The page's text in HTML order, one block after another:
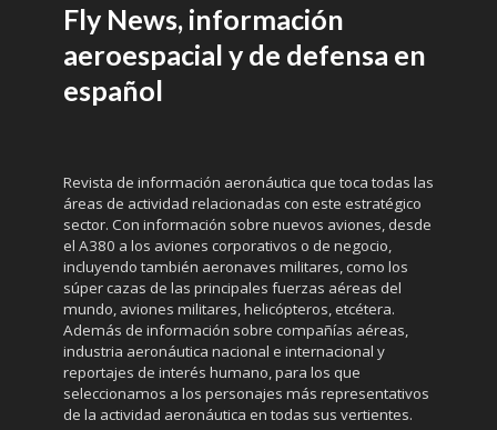
Fly News, información
aeroespacial y de defensa en
español
Revista de información aeronáutica que toca todas las
áreas de actividad relacionadas con este estratégico
sector. Con información sobre nuevos aviones, desde
el A380 a los aviones corporativos o de negocio,
incluyendo también aeronaves militares, como los
súper cazas de las principales fuerzas aéreas del
mundo, aviones militares, helicópteros, etcétera.
Además de información sobre compañías aéreas,
industria aeronáutica nacional e internacional y
reportajes de interés humano, para los que
seleccionamos a los personajes más representativos
de la actividad aeronáutica en todas sus vertientes.